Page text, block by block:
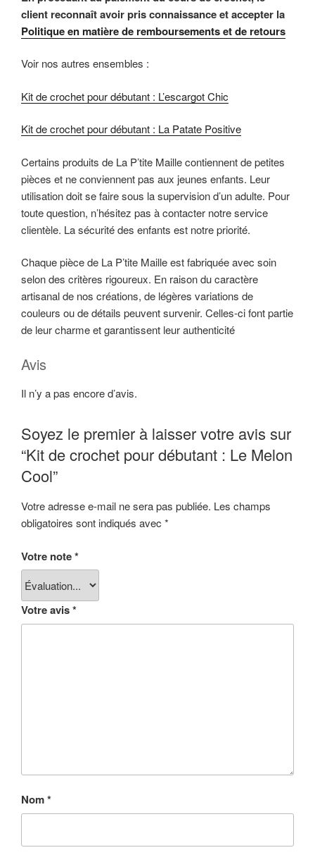
client reconnaît avoir pris connaissance et accepter la
Politique en matière de remboursements et de retours
Voir nos autres ensembles :
Kit de crochet pour débutant : L’escargot Chic
Kit de crochet pour débutant : La Patate Positive
Certains produits de La P’tite Maille contiennent de petites
pièces et ne conviennent pas aux jeunes enfants. Leur
utilisation doit se faire sous la supervision d’un adulte. Pour
toute question, n’hésitez pas à contacter notre service
clientèle. La sécurité des enfants est notre priorité.
Chaque pièce de La P’tite Maille est fabriquée avec soin
selon des critères rigoureux. En raison du caractère
artisanal de nos créations, de légères variations de
couleurs ou de détails peuvent survenir. Celles-ci font partie
de leur charme et garantissent leur authenticité
Avis
Il n’y a pas encore d’avis.
Soyez le premier à laisser votre avis sur
“Kit de crochet pour débutant : Le Melon
Cool”
Votre adresse e-mail ne sera pas publiée. Les champs
obligatoires sont indiqués avec *
Votre note*
Votre avis*
Nom*